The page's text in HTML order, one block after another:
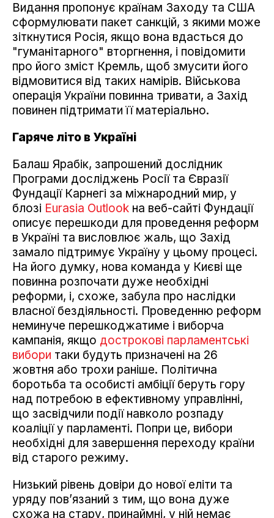
Видання пропонує країнам Заходу та США
сформулювати пакет санкцій, з якими може
зіткнутися Росія, якщо вона вдасться до
"гуманітарного" вторгнення, і повідомити
про його зміст Кремль, щоб змусити його
відмовитися від таких намірів. Військова
операція України повинна тривати, а Захід
повинен підтримати її матеріально.
Гаряче літо в Україні
Балаш Ярабік, запрошений дослідник
Програми досліджень Росії та Євразії
Фундації Карнегі за міжнародний мир, у
блозі Eurasia Outlook на веб-сайті Фундації
описує перешкоди для проведення реформ
в Україні та висловлює жаль, що Захід
замало підтримує Україну у цьому процесі.
На його думку, нова команда у Києві ще
повинна розпочати дуже необхідні
реформи, і, схоже, забула про наслідки
власної бездіяльності. Проведенню реформ
неминуче перешкоджатиме і виборча
кампанія, якщо дострокові парламентські
вибори таки будуть призначені на 26
жовтня або трохи раніше. Політична
боротьба та особисті амбіції беруть гору
над потребою в ефективному управлінні,
що засвідчили події навколо розпаду
коаліції у парламенті. Попри це, вибори
необхідні для завершення переходу країни
від старого режиму.
Низький рівень довіри до нової еліти та
уряду пов’язаний з тим, що вона дуже
схожа на стару, принаймні, у ній немає